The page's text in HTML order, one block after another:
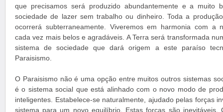
que precisamos será produzido abundantemente e a muito
sociedade de lazer sem trabalho ou dinheiro. Toda a
ocorrerá subterraneamente. Viveremos em harmonia com a
cada vez mais belos e agradáveis. A Terra será transformada
sistema de sociedade que dará origem a este paraíso
Paraisismo.
O Paraisismo não é uma opção entre muitos outros sistemas
é o sistema social que está alinhado com o novo modo de
inteligentes. Estabelece-se naturalmente, ajudado pelas forças
sistema para um novo equilíbrio. Estas forças são inevitáveis.